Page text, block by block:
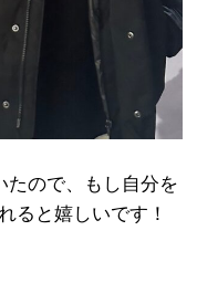
たので、もし自分を
ると嬉しいです！